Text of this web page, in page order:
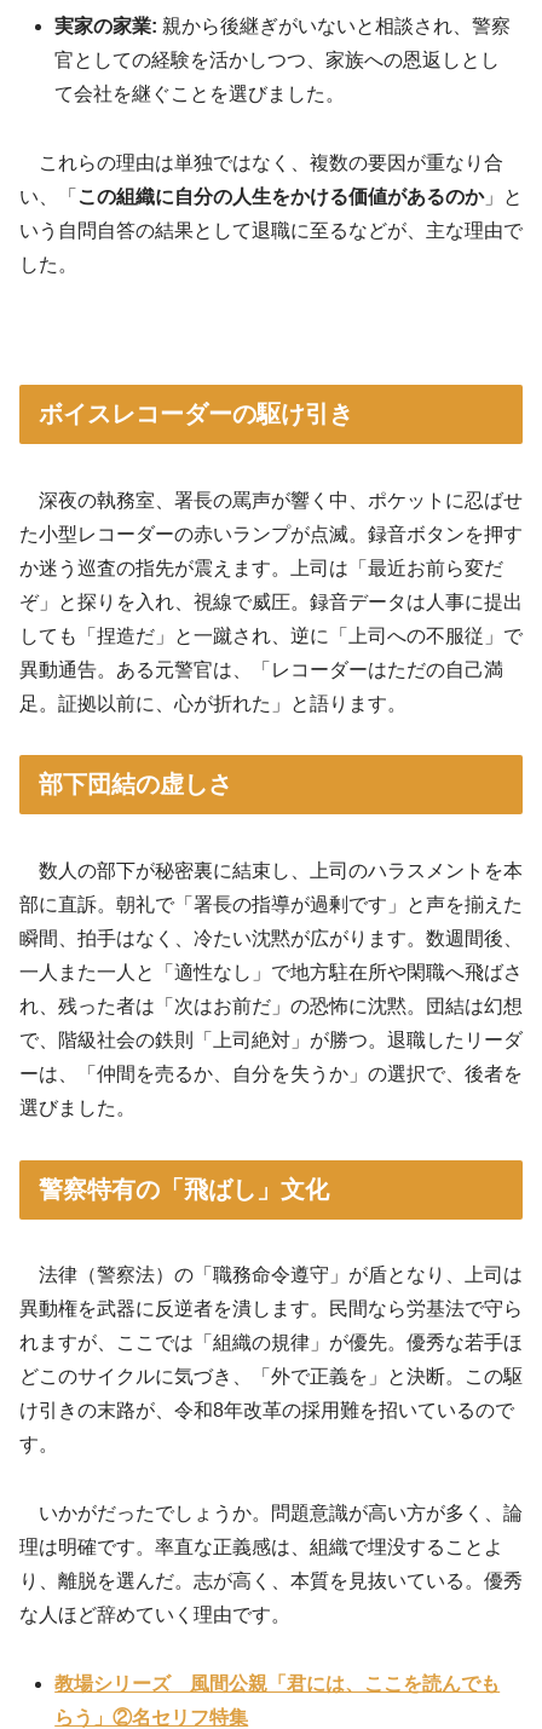
実家の家業: 親から後継ぎがいないと相談され、警察
官としての経験を活かしつつ、家族への恩返しとし
て会社を継ぐことを選びました 。
これらの理由は単独ではなく、複数の要因が重なり合
い、「 この組織に自分の人生をかける価値があるのか」と
いう自問自答の結果として退職に至るなどが、主な理由で
した 。
ボイスレコーダーの駆け引き
深夜の執務室、署長の罵声が響く中、ポケットに忍ばせ
た小型レコーダーの赤いランプが点滅。録音ボタンを押す
か迷う巡査の指先が震えます。上司は「最近お前ら変だ
ぞ」と探りを入れ、視線で威圧。録音データは人事に提出
しても「捏造だ」と一蹴され、逆に「上司への不服従」で
異動通告。ある元警官は、「レコーダーはただの自己満
足。証拠以前に、心が折れた」と語ります。
部下団結の虚しさ
数人の部下が秘密裏に結束し、上司のハラスメントを本
部に直訴。朝礼で「署長の指導が過剰です」と声を揃えた
瞬間、拍手はなく、冷たい沈黙が広がります。数週間後、
一人また一人と「適性なし」で地方駐在所や閑職へ飛ばさ
れ、残った者は「次はお前だ」の恐怖に沈黙。団結は幻想
で、階級社会の鉄則「上司絶対」が勝つ。退職したリーダ
ーは、「仲間を売るか、自分を失うか」の選択で、後者を
選びました。
警察特有の「飛ばし」文化
法律（警察法）の「職務命令遵守」が盾となり、上司は
異動権を武器に反逆者を潰します。民間なら労基法で守ら
れますが、ここでは「組織の規律」が優先。優秀な若手ほ
どこのサイクルに気づき、「外で正義を」と決断。この駆
け引きの末路が、令和8年改革の採用難を招いているので
す。
いかがだったでしょうか。問題意識が高い方が多く、論
理は明確です。率直な正義感は、組織で埋没することよ
り、離脱を選んだ。志が高く、本質を見抜いている。優秀
な人ほど辞めていく理由です。
教場シリーズ 風間公親「君には、ここを読んでも
らう」②名セリフ特集